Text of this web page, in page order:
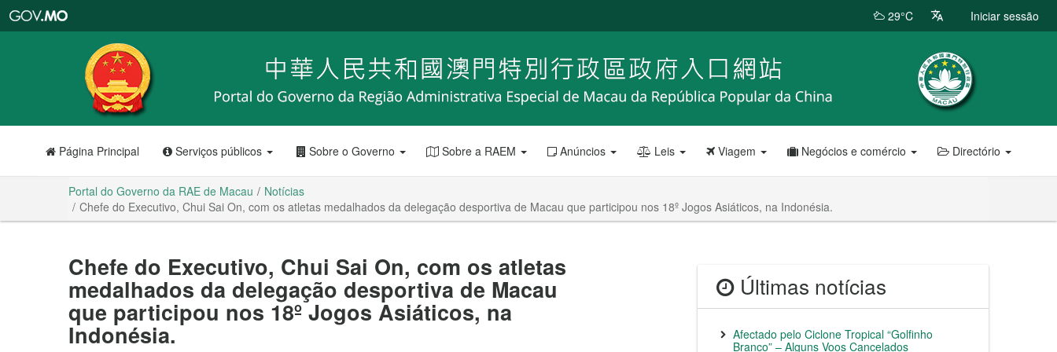
RAE
de
Macau
29°C Iniciar sessão
Página Principal Serviços públicos Sobre o Governo Sobre a RAEM Anúncios Leis Viagem Negócios e comércio Directório
Portal do Governo da RAE de Macau
Notícias
Chefe do Executivo, Chui Sai On, com os atletas medalhados da delegação desportiva de Macau que participou nos 18º Jogos Asiáticos, na Indonésia.
Chefe do Executivo, Chui Sai On, com os atletas
medalhados da delegação desportiva de Macau
que participou nos 18º Jogos Asiáticos, na
Indonésia.
Últimas notícias
Afectado pelo Ciclone Tropical “Golfinho
Branco” – Alguns Voos Cancelados